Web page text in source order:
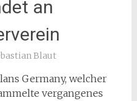
an
Blaut
Germany, welcher
vergangenes